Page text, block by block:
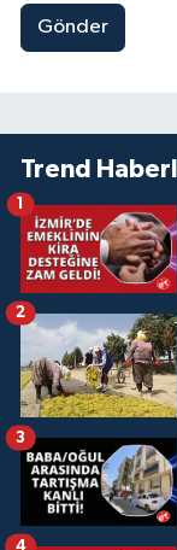
Gönder
Trend
1
2
3
4